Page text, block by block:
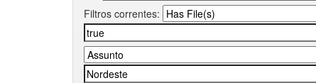
Filtros correntes: